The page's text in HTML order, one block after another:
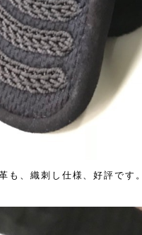
も、織刺し仕様、好評です。